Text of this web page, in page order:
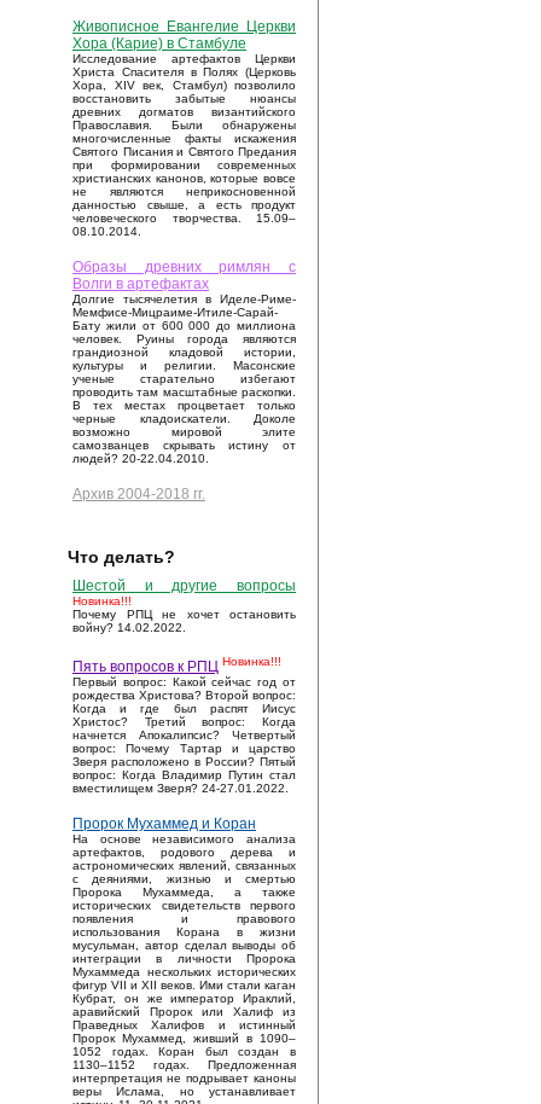
Живописное Евангелие Церкви
Хора (Карие) в Стамбуле
Исследование артефактов Церкви
Христа Спасителя в Полях (Церковь
Хора, XIV век, Стамбул) позволило
восстановить забытые нюансы
древних догматов византийского
Православия. Были обнаружены
многочисленные факты искажения
Святого Писания и Святого Предания
при формировании современных
христианских канонов, которые вовсе
не являются неприкосновенной
данностью свыше, а есть продукт
человеческого творчества. 15.09–
08.10.2014.
Образы древних римлян с
Волги в артефактах
Долгие тысячелетия в Иделе-Риме-
Мемфисе-Мицраиме-Итиле-Сарай-
Бату жили от 600 000 до миллиона
человек. Руины города являются
грандиозной кладовой истории,
культуры и религии. Масонские
ученые старательно избегают
проводить там масштабные раскопки.
В тех местах процветает только
черные кладоискатели. Доколе
возможно мировой элите
самозванцев скрывать истину от
людей? 20-22.04.2010.
Архив 2004-2018 гг.
Что делать?
Шестой и другие вопросы
Новинка!!!
Почему РПЦ не хочет остановить
войну? 14.02.2022.
Пять вопросов к РПЦ Новинка!!!
Первый вопрос: Какой сейчас год от
рождества Христова? Второй вопрос:
Когда и где был распят Иисус
Христос? Третий вопрос: Когда
начнется Апокалипсис? Четвертый
вопрос: Почему Тартар и царство
Зверя расположено в России? Пятый
вопрос: Когда Владимир Путин стал
вместилищем Зверя? 24-27.01.2022.
Пророк Мухаммед и Коран
На основе независимого анализа
артефактов, родового дерева и
астрономических явлений, связанных
с деяниями, жизнью и смертью
Пророка Мухаммеда, а также
исторических свидетельств первого
появления и правового
использования Корана в жизни
мусульман, автор сделал выводы об
интеграции в личности Пророка
Мухаммеда нескольких исторических
фигур VII и XII веков. Ими стали каган
Кубрат, он же император Ираклий,
аравийский Пророк или Халиф из
Праведных Халифов и истинный
Пророк Мухаммед, живший в 1090–
1052 годах. Коран был создан в
1130–1152 годах. Предложенная
интерпретация не подрывает каноны
веры Ислама, но устанавливает